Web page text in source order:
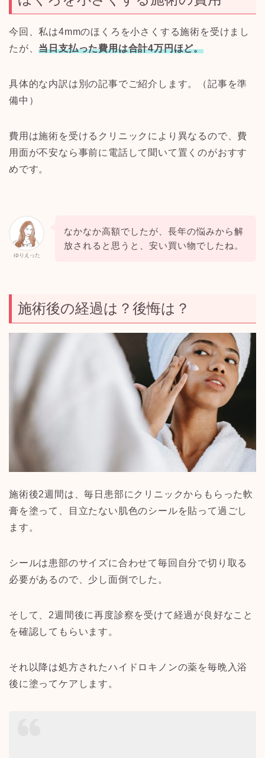
今回、私は4mmのほくろを小さくする施術を受けまし
たが、当日支払った費用は合計4万円ほど。
具体的な内訳は別の記事でご紹介します。（記事を準
備中）
費用は施術を受けるクリニックにより異なるので、費
用面が不安なら事前に電話して聞いて置くのがおすす
めです。
ゆりえった
なかなか高額でしたが、長年の悩みから解
放されると思うと、安い買い物でしたね。
施術後の経過は？後悔は？
施術後2週間は、毎日患部にクリニックからもらった軟
膏を塗って、目立たない肌色のシールを貼って過ごし
ます。
シールは患部のサイズに合わせて毎回自分で切り取る
必要があるので、少し面倒でした。
そして、2週間後に再度診察を受けて経過が良好なこと
を確認してもらいます。
それ以降は処方されたハイドロキノンの薬を毎晩入浴
後に塗ってケアします。